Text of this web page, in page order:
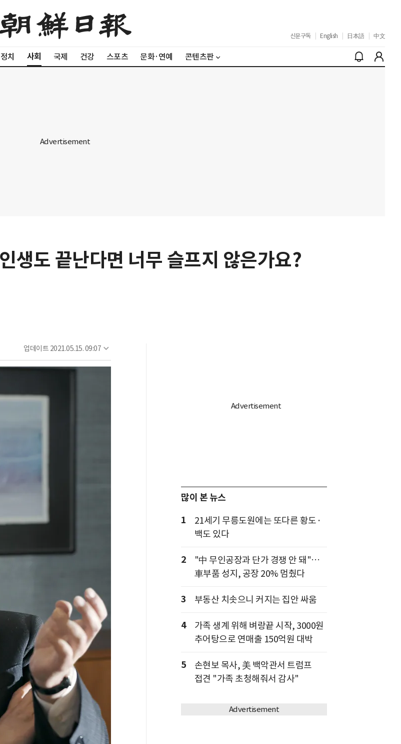
신문구독 English 日本語 中文
정치 사회 국제 건강 스포츠 문화·연예 콘텐츠판
생도 끝난다면 너무 슬프지 않은가요?
업데이트 2021.05.15. 09:07
많이 본 뉴스
1
21세기 무릉도원에는 또다른 황도·
백도 있다
2
"中 무인공장과 단가 경쟁 안 돼"…
車부품 성지, 공장 20% 멈췄다
3 부동산 치솟으니 커지는 집안 싸움
4
가족 생계 위해 벼랑끝 시작, 3000원
추어탕으로 연매출 150억원 대박
5
손현보 목사, 美 백악관서 트럼프
접견 "가족 초청해줘서 감사"